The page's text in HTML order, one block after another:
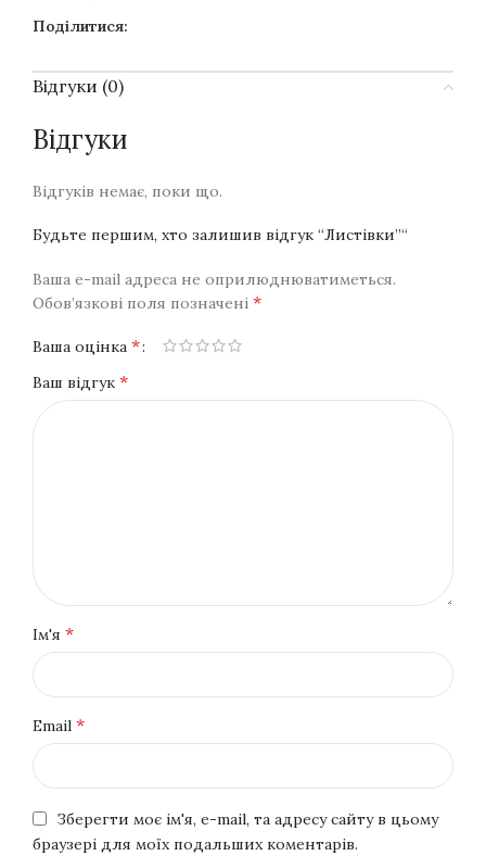
Поділитися:
Відгуки (0)
Відгуки
Відгуків немає, поки що.
Будьте першим, хто залишив відгук “Листівки”“
Ваша e-mail адреса не оприлюднюватиметься.
Обов’язкові поля позначені *
Ваша оцінка *
Ваш відгук *
Ім'я *
Email *
Зберегти моє ім'я, e-mail, та адресу сайту в цьому
браузері для моїх подальших коментарів.